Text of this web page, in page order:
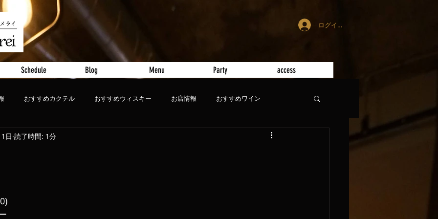
ログイン
Schedule Blog Menu Party access
おすすめカクテル おすすめウィスキー お店情報 おすすめワイン
ト おすすめビール
日 読了時間: 1分